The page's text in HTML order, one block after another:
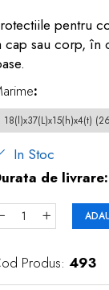
pentru
cap sau corp, în
:
In Stoc
de livrare:
Produs: 493